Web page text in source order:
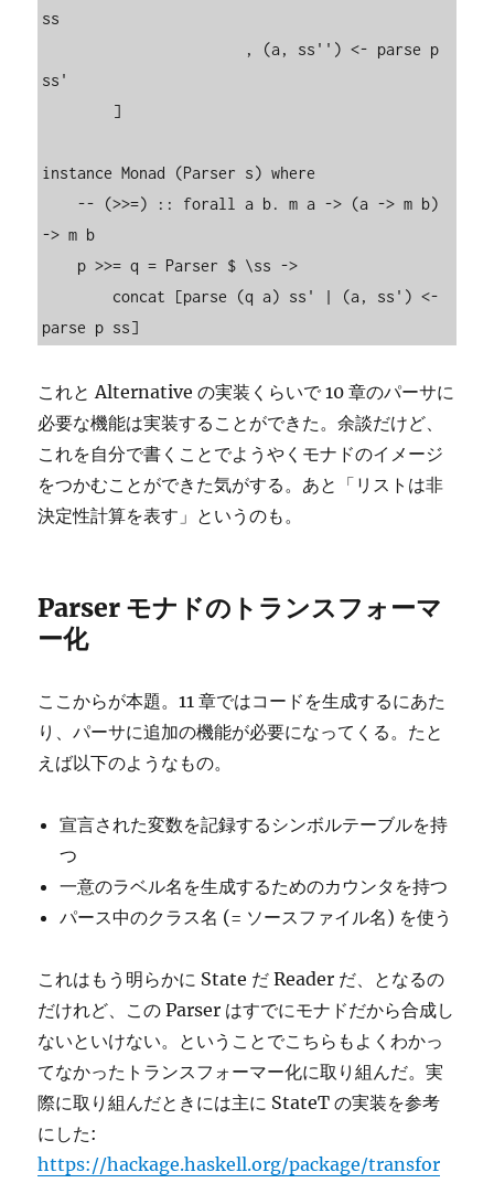
ss
ss'
instance Monad (Parser s) where
-> m b
parse p ss]
これと Alternative の実装くらいで 10 章のパーサに
必要な機能は実装することができた。余談だけど、
これを自分で書くことでようやくモナドのイメージ
をつかむことができた気がする。あと「リストは非
決定性計算を表す」というのも。
Parser モナドのトランスフォーマ
ー化
ここからが本題。11 章ではコードを生成するにあた
り、パーサに追加の機能が必要になってくる。たと
えば以下のようなもの。
宣言された変数を記録するシンボルテーブルを持
つ
一意のラベル名を生成するためのカウンタを持つ
パース中のクラス名 (= ソースファイル名) を使う
これはもう明らかに State だ Reader だ、となるの
だけれど、この Parser はすでにモナドだから合成し
ないといけない。ということでこちらもよくわかっ
てなかったトランスフォーマー化に取り組んだ。実
際に取り組んだときには主に StateT の実装を参考
にした:
https://hackage.haskell.org/package/transfor